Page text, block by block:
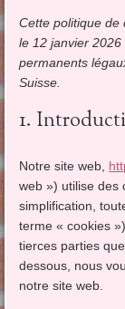
Cette politique de
le 12 janvier 2026
permanents
Suisse.
1.
Notre site web,
web ») utilise des
simplification,
terme « cookies
tierces parties
dessous, nous
notre site web.